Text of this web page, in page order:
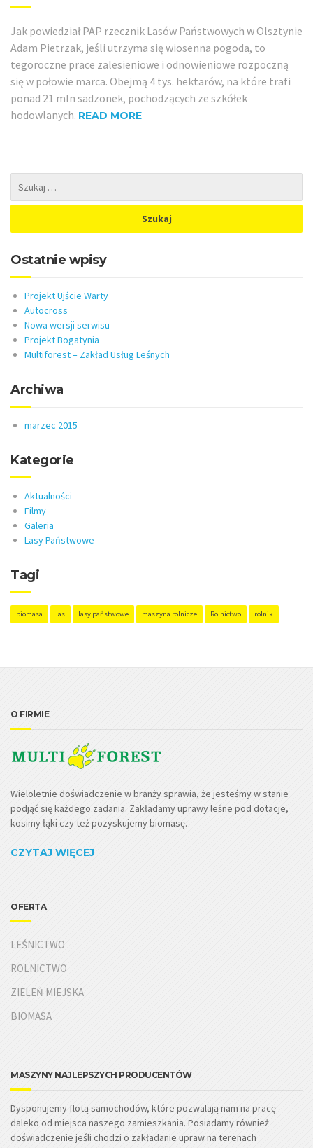
Jak powiedział PAP rzecznik Lasów Państwowych w Olsztynie
Adam Pietrzak, jeśli utrzyma się wiosenna pogoda, to
tegoroczne prace zalesieniowe i odnowieniowe rozpoczną
się w połowie marca. Obejmą 4 tys. hektarów, na które trafi
ponad 21 mln sadzonek, pochodzących ze szkółek
hodowlanych. READ MORE
Ostatnie wpisy
Projekt Ujście Warty
Autocross
Nowa wersji serwisu
Projekt Bogatynia
Multiforest – Zakład Usług Leśnych
Archiwa
marzec 2015
Kategorie
Aktualności
Filmy
Galeria
Lasy Państwowe
Tagi
biomasa las lasy państwowe maszyna rolnicze Rolnictwo rolnik
O FIRMIE
Wieloletnie doświadczenie w branży sprawia, że jesteśmy w stanie
podjąć się każdego zadania. Zakładamy uprawy leśne pod dotacje,
kosimy łąki czy też pozyskujemy biomasę.
CZYTAJ WIĘCEJ
OFERTA
LEŚNICTWO
ROLNICTWO
ZIELEŃ MIEJSKA
BIOMASA
MASZYNY NAJLEPSZYCH PRODUCENTÓW
Dysponujemy flotą samochodów, które pozwalają nam na pracę
daleko od miejsca naszego zamieszkania. Posiadamy również
doświadczenie jeśli chodzi o zakładanie upraw na terenach